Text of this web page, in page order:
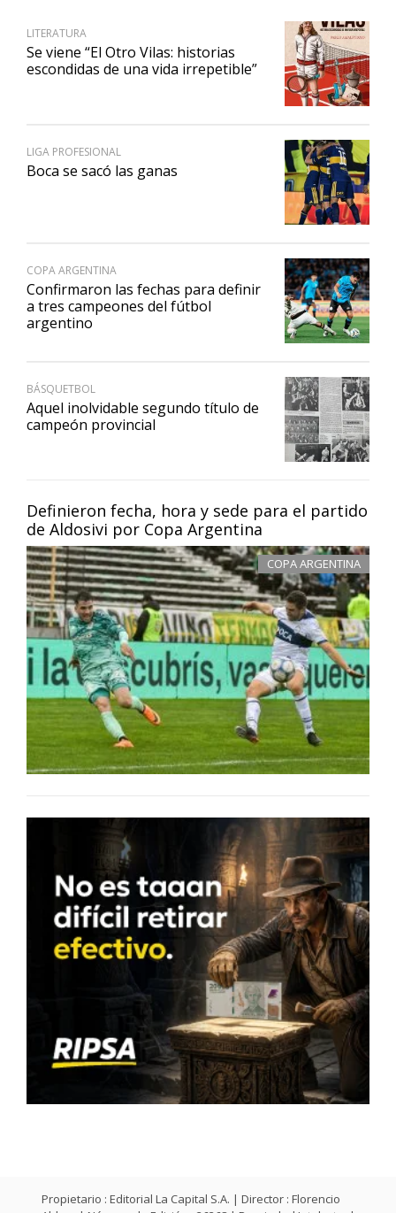
Definieron fecha, hora y sede para el partido
de Aldosivi por Copa Argentina
COPA ARGENTINA
LITERATURA
Se viene “El Otro Vilas: historias
escondidas de una vida irrepetible”
LIGA PROFESIONAL
Boca se sacó las ganas
COPA ARGENTINA
Confirmaron las fechas para definir
a tres campeones del fútbol
argentino
BÁSQUETBOL
Aquel inolvidable segundo título de
campeón provincial
Propietario : Editorial La Capital S.A. | Director : Florencio